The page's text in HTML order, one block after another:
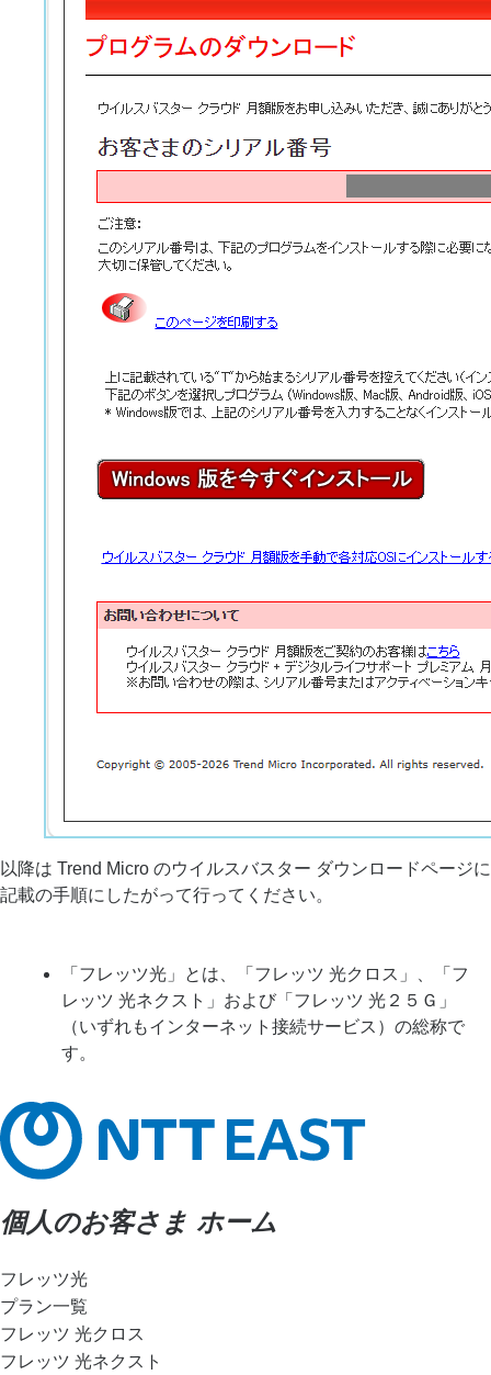
以降は Trend Micro のウイルスバスター ダウンロードページに
記載の手順にしたがって行ってください。
「フレッツ光」とは、「フレッツ 光クロス」、「フ
レッツ 光ネクスト」および「フレッツ 光２５Ｇ」
（いずれもインターネット接続サービス）の総称で
す。
個人のお客さま ホーム
フレッツ光
プラン一覧
フレッツ 光クロス
フレッツ 光ネクスト